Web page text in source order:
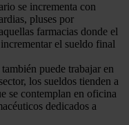
se incrementa con
pluses por
farmacias donde el
el sueldo final
puede trabajar en
los sueldos tienden a
se contemplan en oficina
dedicados a